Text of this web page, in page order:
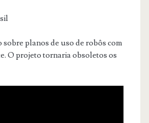
planos de uso de robôs com
O projeto tornaria obsoletos os